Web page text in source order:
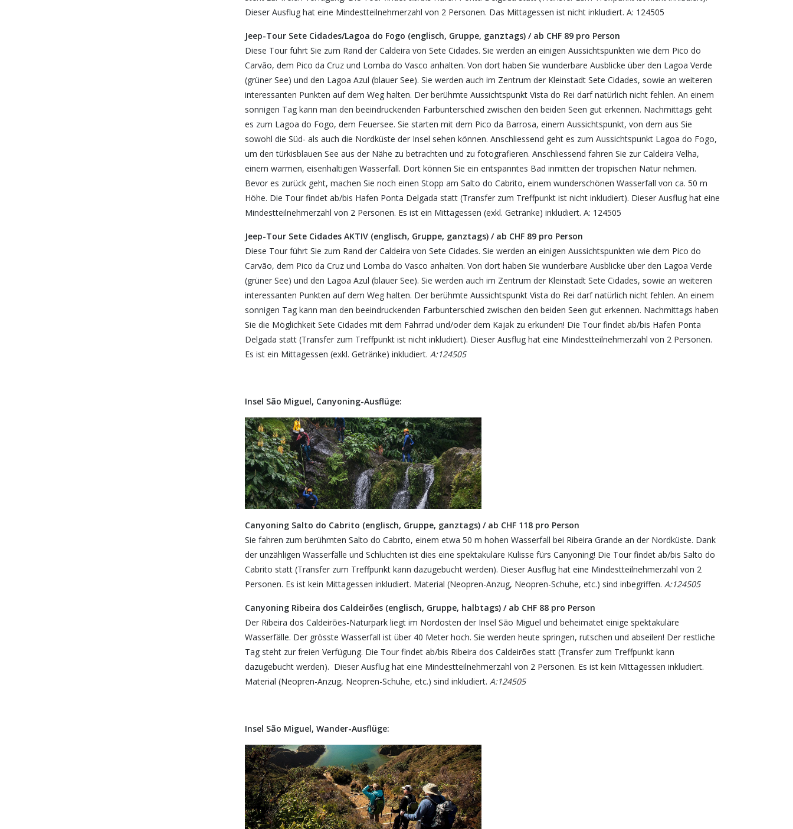
Dieser Ausflug hat eine Mindestteilnehmerzahl von 2 Personen. Das Mittagessen ist nicht inkludiert. A: 124505
Jeep-Tour Sete Cidades/Lagoa do Fogo (englisch, Gruppe, ganztags) / ab CHF 89 pro Person
Diese Tour führt Sie zum Rand der Caldeira von Sete Cidades. Sie werden an einigen Aussichtspunkten wie dem Pico do
Carvão, dem Pico da Cruz und Lomba do Vasco anhalten. Von dort haben Sie wunderbare Ausblicke über den Lagoa Verde
(grüner See) und den Lagoa Azul (blauer See). Sie werden auch im Zentrum der Kleinstadt Sete Cidades, sowie an weiteren
interessanten Punkten auf dem Weg halten. Der berühmte Aussichtspunkt Vista do Rei darf natürlich nicht fehlen. An einem
sonnigen Tag kann man den beeindruckenden Farbunterschied zwischen den beiden Seen gut erkennen. Nachmittags geht
es zum Lagoa do Fogo, dem Feuersee. Sie starten mit dem Pico da Barrosa, einem Aussichtspunkt, von dem aus Sie
sowohl die Süd- als auch die Nordküste der Insel sehen können. Anschliessend geht es zum Aussichtspunkt Lagoa do Fogo,
um den türkisblauen See aus der Nähe zu betrachten und zu fotografieren. Anschliessend fahren Sie zur Caldeira Velha,
einem warmen, eisenhaltigen Wasserfall. Dort können Sie ein entspanntes Bad inmitten der tropischen Natur nehmen.
Bevor es zurück geht, machen Sie noch einen Stopp am Salto do Cabrito, einem wunderschönen Wasserfall von ca. 50 m
Höhe. Die Tour findet ab/bis Hafen Ponta Delgada statt (Transfer zum Treffpunkt ist nicht inkludiert). Dieser Ausflug hat eine
Mindestteilnehmerzahl von 2 Personen. Es ist ein Mittagessen (exkl. Getränke) inkludiert. A: 124505
Jeep-Tour Sete Cidades AKTIV (englisch, Gruppe, ganztags) / ab CHF 89 pro Person
Diese Tour führt Sie zum Rand der Caldeira von Sete Cidades. Sie werden an einigen Aussichtspunkten wie dem Pico do
Carvão, dem Pico da Cruz und Lomba do Vasco anhalten. Von dort haben Sie wunderbare Ausblicke über den Lagoa Verde
(grüner See) und den Lagoa Azul (blauer See). Sie werden auch im Zentrum der Kleinstadt Sete Cidades, sowie an weiteren
interessanten Punkten auf dem Weg halten. Der berühmte Aussichtspunkt Vista do Rei darf natürlich nicht fehlen. An einem
sonnigen Tag kann man den beeindruckenden Farbunterschied zwischen den beiden Seen gut erkennen. Nachmittags haben
Sie die Möglichkeit Sete Cidades mit dem Fahrrad und/oder dem Kajak zu erkunden! Die Tour findet ab/bis Hafen Ponta
Delgada statt (Transfer zum Treffpunkt ist nicht inkludiert). Dieser Ausflug hat eine Mindestteilnehmerzahl von 2 Personen.
Es ist ein Mittagessen (exkl. Getränke) inkludiert. A:124505
Insel São Miguel, Canyoning-Ausflüge:
Canyoning Salto do Cabrito (englisch, Gruppe, ganztags) / ab CHF 118 pro Person
Sie fahren zum berühmten Salto do Cabrito, einem etwa 50 m hohen Wasserfall bei Ribeira Grande an der Nordküste. Dank
der unzähligen Wasserfälle und Schluchten ist dies eine spektakuläre Kulisse fürs Canyoning! Die Tour findet ab/bis Salto do
Cabrito statt (Transfer zum Treffpunkt kann dazugebucht werden). Dieser Ausflug hat eine Mindestteilnehmerzahl von 2
Personen. Es ist kein Mittagessen inkludiert. Material (Neopren-Anzug, Neopren-Schuhe, etc.) sind inbegriffen. A:124505
Canyoning Ribeira dos Caldeirões (englisch, Gruppe, halbtags) / ab CHF 88 pro Person
Der Ribeira dos Caldeirões-Naturpark liegt im Nordosten der Insel São Miguel und beheimatet einige spektakuläre
Wasserfälle. Der grösste Wasserfall ist über 40 Meter hoch. Sie werden heute springen, rutschen und abseilen! Der restliche
Tag steht zur freien Verfügung. Die Tour findet ab/bis Ribeira dos Caldeirões statt (Transfer zum Treffpunkt kann
dazugebucht werden). Dieser Ausflug hat eine Mindestteilnehmerzahl von 2 Personen. Es ist kein Mittagessen inkludiert.
Material (Neopren-Anzug, Neopren-Schuhe, etc.) sind inkludiert. A:124505
Insel São Miguel, Wander-Ausflüge: